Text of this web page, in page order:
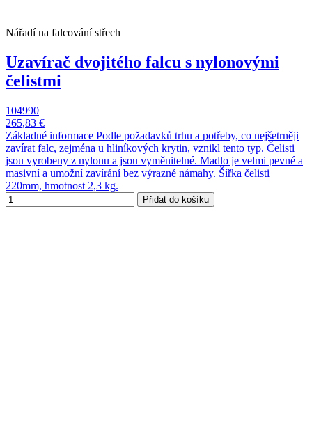
Nářadí na falcování střech
Uzavírač dvojitého falcu s nylonovými
čelistmi
104990
265,83 €
Základné informace Podle požadavků trhu a potřeby, co nejšetrněji
zavírat falc, zejména u hliníkových krytin, vznikl tento typ. Čelisti
jsou vyrobeny z nylonu a jsou vyměnitelné. Madlo je velmi pevné a
masivní a umožní zavírání bez výrazné námahy. Šířka čelisti
220mm, hmotnost 2,3 kg.
Přidat do košíku